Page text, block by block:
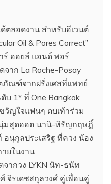
ตลอดงาน สำหรับอีเวนต์
Oil & Pores Correct”
ร์ ออยล์ แอนด์ พอร์
าก La Roche-Posay
ภัณฑ์จากฝรั่งเศสที่แพทย์
บ 1* ที่ One Bangkok
วัญใจแฟนๆ ตบเท้าร่วม
มสุดฮอต นานิ-หิรัญกฤษฎิ์
นุกูลประเสริฐ ที่ควง น้อง
ยในงาน
ากวง LYKN นัท-ธนัท
จิรเดชสกุลวงศ์ คู่เพื่อนคู่